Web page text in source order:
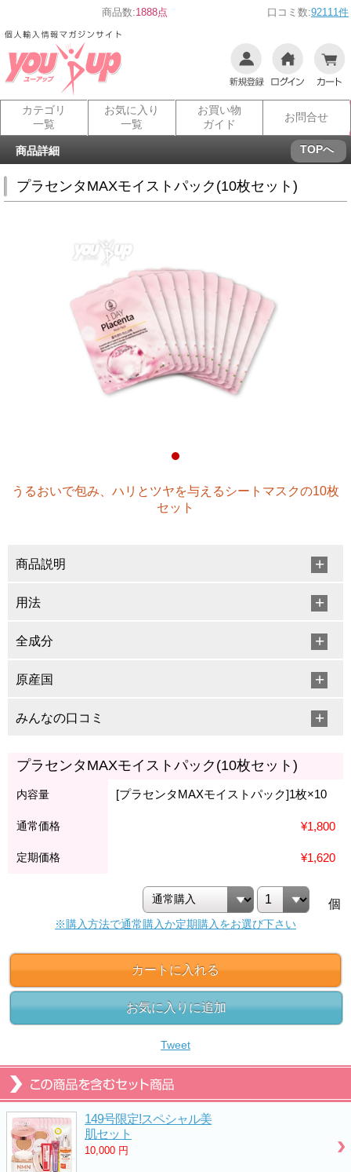
商品数:1888点 口コミ数:92111件
カテゴリ
一覧
お気に入り
一覧
お買い物
ガイド
お問合せ
商品詳細 TOPへ
プラセンタMAXモイストパック(10枚セット)
うるおいで包み、ハリとツヤを与えるシートマスクの10枚
セット
商品説明
用法
全成分
原産国
みんなの口コミ
プラセンタMAXモイストパック(10枚セット)
内容量 [プラセンタMAXモイストパック]1枚×10
通常価格 ¥1,800
定期価格 ¥1,620
個
※購入方法で通常購入か定期購入をお選び下さい
カートに入れる
お気に入りに追加
Tweet
149号限定!スペシャル美
肌セット
10,000 円